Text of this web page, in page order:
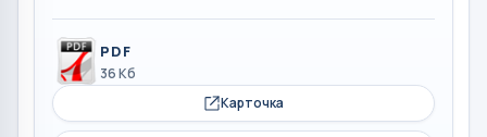
PDF
36 Кб
Карточка